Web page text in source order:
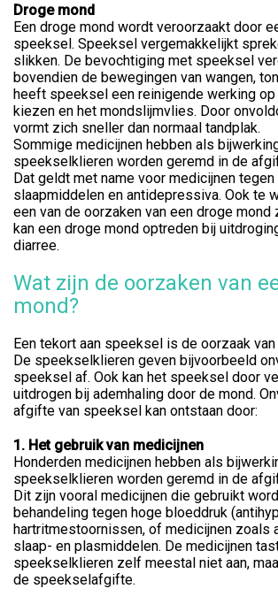
Droge mond
Een droge mond wordt veroorzaakt door
speeksel. Speeksel vergemakkelijkt
slikken. De bevochtiging met speeksel
bovendien de bewegingen van wangen,
heeft speeksel een reinigende werking op
kiezen en het mondslijmvlies. Door
vormt zich sneller dan normaal tandplak.
Sommige medicijnen hebben als
speekselklieren worden geremd in de
Dat geldt met name voor medicijnen
slaapmiddelen en antidepressiva. Ook te
een van de oorzaken van een droge mond
kan een droge mond optreden bij
diarree.
Wat zijn de oorzaken van
mond?
Een tekort aan speeksel is de oorzaak
De speekselklieren geven bijvoorbeeld
speeksel af. Ook kan het speeksel door
uitdrogen bij ademhaling door de mond.
afgifte van speeksel kan ontstaan door:
1. Het gebruik van medicijnen
Honderden medicijnen hebben als
speekselklieren worden geremd in de
Dit zijn vooral medicijnen die gebruikt
behandeling tegen hoge bloeddruk
hartritmestoornissen, of medicijnen zoals
slaap- en plasmiddelen. De medicijnen
speekselklieren zelf meestal niet aan,
de speekselafgifte.